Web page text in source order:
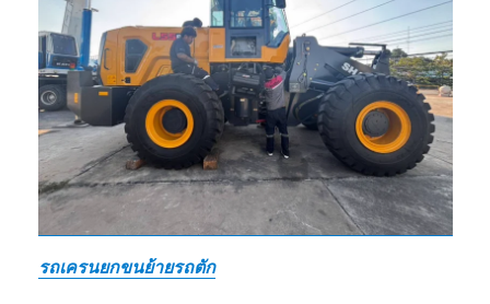
รถเครนยกขนย้ายรถตัก